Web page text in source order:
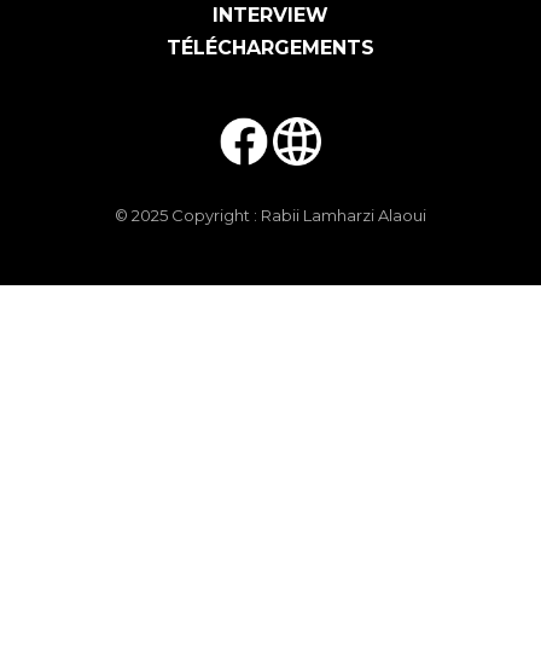
INTERVIEW
TÉLÉCHARGEMENTS
© 2025 Copyright : Rabii Lamharzi Alaoui